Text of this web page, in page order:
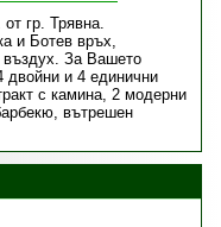
гр. Трявна.
и Ботев връх,
въздух. За Вашето
двойни и 4 единични
с камина, 2 модерни
вътрешен